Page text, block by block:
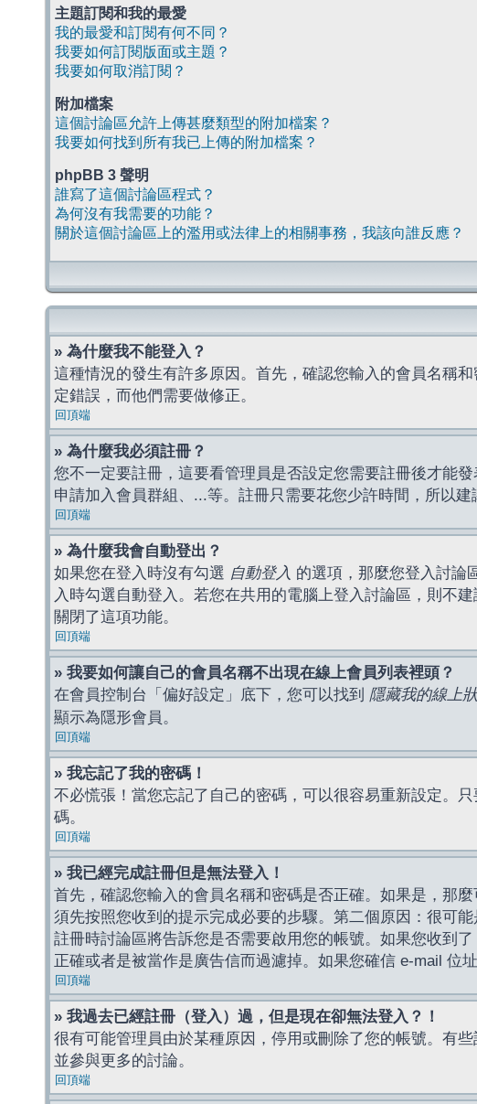
主題訂閱和我的最愛
我的最愛和訂閱有何不同？
我要如何訂閱版面或主題？
我要如何取消訂閱？
附加檔案
這個討論區允許上傳甚麼類型的附加檔案？
我要如何找到所有我已上傳的附加檔案？
phpBB 3 聲明
誰寫了這個討論區程式？
為何沒有我需要的功能？
關於這個討論區上的濫用或法律上的相關事務，我該向誰反應？
» 為什麼我不能登入？
這種情況的發生有許多原因。首先，確認您輸入的會員名稱
定錯誤，而他們需要做修正。
回頂端
» 為什麼我必須註冊？
您不一定要註冊，這要看管理員是否設定您需要註冊後才能
申請加入會員群組、...等。註冊只需要花您少許時間，所以建
回頂端
» 為什麼我會自動登出？
如果您在登入時沒有勾選 自動登入 的選項，那麼您登入討論
入時勾選自動登入。若您在共用的電腦上登入討論區，則不
關閉了這項功能。
回頂端
» 我要如何讓自己的會員名稱不出現在線上會員列表裡頭？
在會員控制台「偏好設定」底下，您可以找到 隱藏我的線上
顯示為隱形會員。
回頂端
» 我忘記了我的密碼！
不必慌張！當您忘記了自己的密碼，可以很容易重新設定。
碼。
回頂端
» 我已經完成註冊但是無法登入！
首先，確認您輸入的會員名稱和密碼是否正確。如果是，那
須先按照您收到的提示完成必要的步驟。第二個原因：很可
註冊時討論區將告訴您是否需要啟用您的帳號。如果您收到
正確或者是被當作是廣告信而過濾掉。如果您確信 e-mail 位
回頂端
» 我過去已經註冊（登入）過，但是現在卻無法登入？！
很有可能管理員由於某種原因，停用或刪除了您的帳號。有
並參與更多的討論。
回頂端